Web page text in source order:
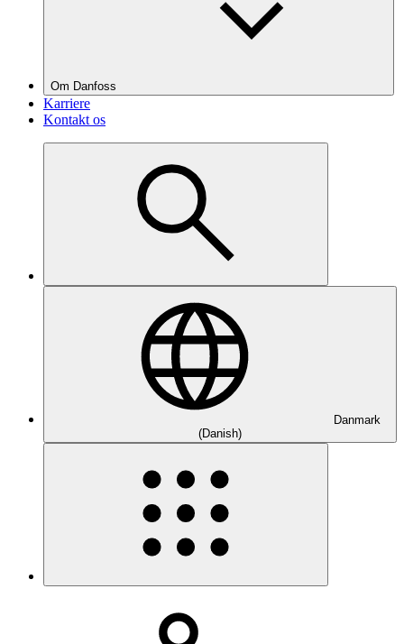
Om Danfoss
Karriere
Kontakt os
Danmark
(Danish)